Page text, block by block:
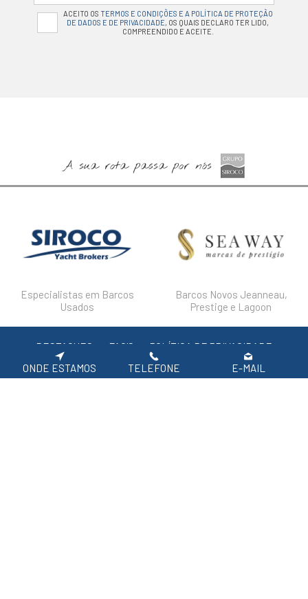
ACEITO OS TERMOS E CONDIÇÕES E A POLÍTICA DE PROTEÇÃO
DE DADOS E DE PRIVACIDADE, OS QUAIS DECLARO TER LIDO,
COMPREENDIDO E ACEITE.
A sua rota passa por nós
Especialistas em Barcos
Usados
Barcos Novos Jeanneau,
Prestige e Lagoon
DESTAQUES FAQ'S POLÍTICA DE PRIVACIDADE
ONDE ESTAMOS TELEFONE E-MAIL